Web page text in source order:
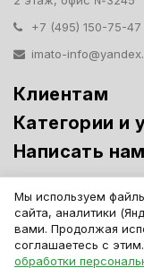
+7 (495) 150-75-47
imato-
Клиентам
Категории и
Написать нам
Витрины премиум-
IMATO. Интернет
ИНН
Мы используем
сайта, аналитики
вами. Продолжая
соглашаетесь с
обработки